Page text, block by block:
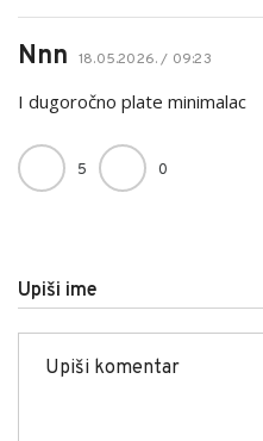
Nnn 18.05.2026. / 09:23
I dugoročno plate minimalac
5 0
Upiši ime